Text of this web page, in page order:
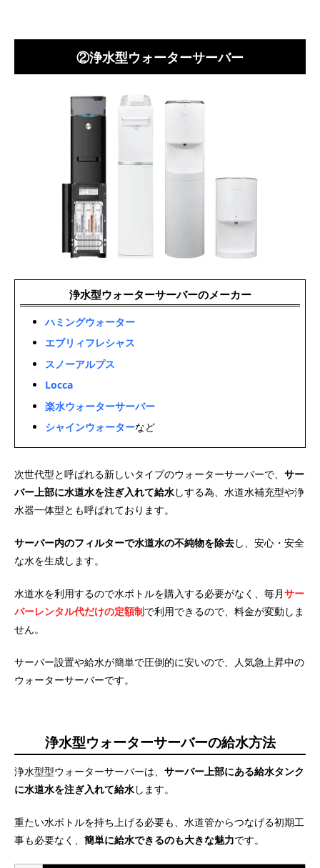
②浄水型ウォーターサーバー
浄水型ウォーターサーバーのメーカー
ハミングウォーター
エブリィフレシャス
スノーアルプス
Locca
楽水ウォーターサーバー
シャインウォーターなど
次世代型と呼ばれる新しいタイプのウォーターサーバーで、 サー
バー上部に水道水を注ぎ入れて給水しする為、水道水補充型や浄
水器一体型とも呼ばれております。
サーバー内のフィルターで水道水の不純物を除去し、安心・安全
な水を生成します。
水道水を利用するので水ボトルを購入する必要がなく、毎月サー
バーレンタル代だけの定額制で利用できるので、料金が変動しま
せん。
サーバー設置や給水が簡単で圧倒的に安いので、人気急上昇中の
ウォーターサーバーです。
浄水型ウォーターサーバーの給水方法
浄水型型ウォーターサーバーは、 サーバー上部にある給水タンク
に水道水を注ぎ入れて給水します。
重たい水ボトルを持ち上げる必要も、水道管からつなげる初期工
事も必要なく、 簡単に給水できるのも大きな魅力です。